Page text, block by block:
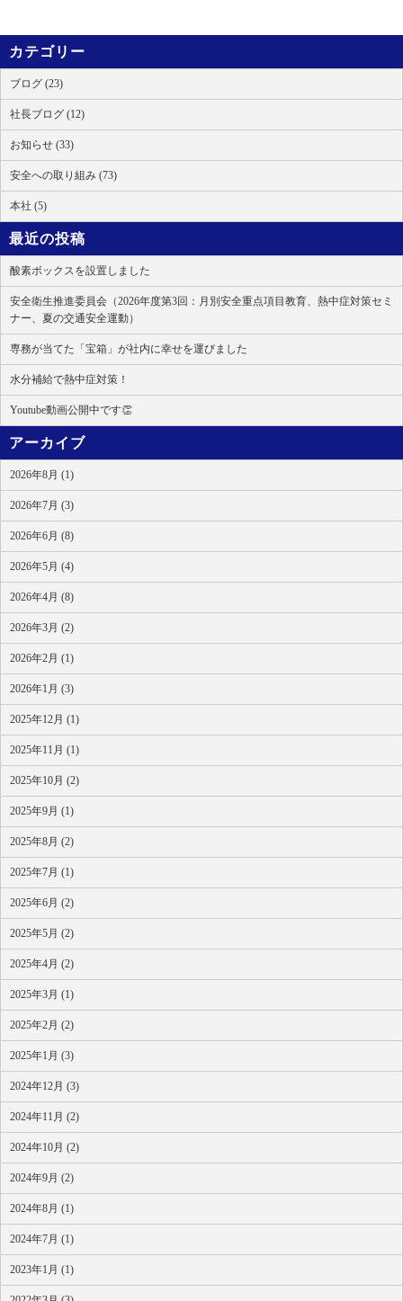
カテゴリー
ブログ (23)
社長ブログ (12)
お知らせ (33)
安全への取り組み (73)
本社 (5)
最近の投稿
酸素ボックスを設置しました
安全衛生推進委員会（2026年度第3回：月別安全重点項目教育、熱中症対策セミ
ナー、夏の交通安全運動）
専務が当てた「宝箱」が社内に幸せを運びました
水分補給で熱中症対策！
Youtube動画公開中です👏
アーカイブ
2026年8月 (1)
2026年7月 (3)
2026年6月 (8)
2026年5月 (4)
2026年4月 (8)
2026年3月 (2)
2026年2月 (1)
2026年1月 (3)
2025年12月 (1)
2025年11月 (1)
2025年10月 (2)
2025年9月 (1)
2025年8月 (2)
2025年7月 (1)
2025年6月 (2)
2025年5月 (2)
2025年4月 (2)
2025年3月 (1)
2025年2月 (2)
2025年1月 (3)
2024年12月 (3)
2024年11月 (2)
2024年10月 (2)
2024年9月 (2)
2024年8月 (1)
2024年7月 (1)
2023年1月 (1)